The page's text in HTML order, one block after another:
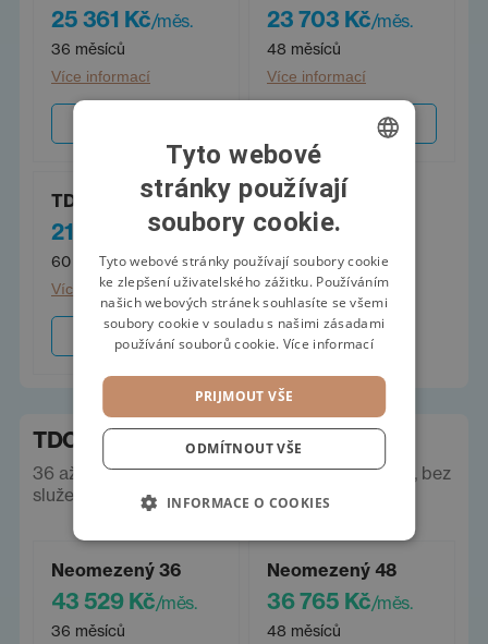
25 361 Kč/měs.
36 měsíců
Více informací
23 703 Kč/měs.
48 měsíců
Více informací
Sjednat
TDC flexi úvěr 60
21 714 Kč /měs.
60 měsíců
Více informací
Sjednat
TDC operák
36 až 60 měsíců, neomezeně km. Ceny vč. DPH, bez
služeb a pojištění.
Neomezený 36
43 529 Kč/měs.
36 měsíců
Neomezený 48
36 765 Kč/měs.
48 měsíců
CZECH
SWEDISH
POLISH
GERMAN
Tyto webové
stránky používají
soubory cookie.
Tyto webové stránky používají soubory cookie
ke zlepšení uživatelského zážitku. Používáním
našich webových stránek souhlasíte se všemi
soubory cookie v souladu s našimi zásadami
používání souborů cookie. Více informací
PRIJMOUT VŠE
ODMÍTNOUT VŠE
INFORMACE O COOKIES